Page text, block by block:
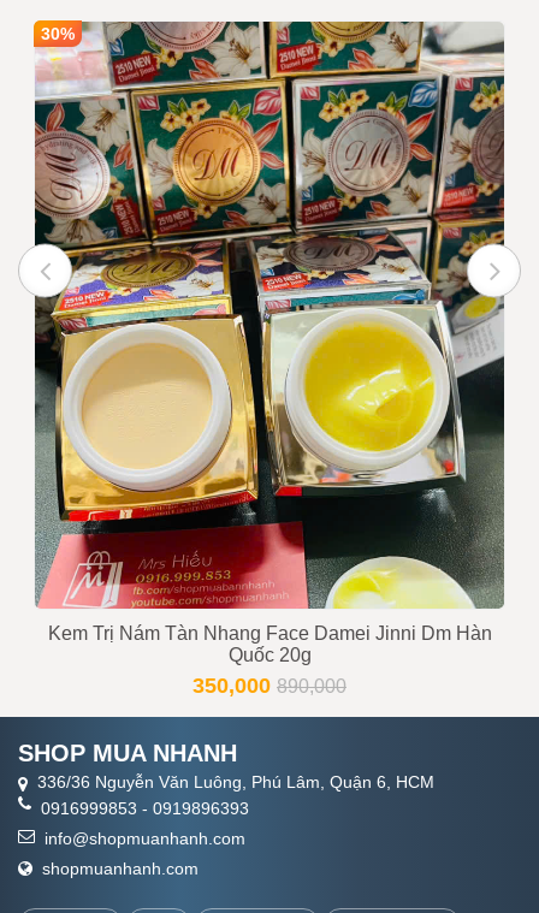
Giá bán 85,000 INBOX
Ghi chú :
Giá trên chưa bao gồm VAT nếu
quý khách yêu cầu xuất hóa
đơn
Trạng thái Còn hàng
Tư vấn viên 0916999853 - 0919896393
30%
Kem Trị Nám Tàn Nhang Face Damei Jinni Dm Hàn
Quốc 20g
350,000 890,000
SHOP MUA NHANH
336/36 Nguyễn Văn Luông, Phú Lâm, Quận 6, HCM
0916999853 - 0919896393
info@shopmuanhanh.com
shopmuanhanh.com